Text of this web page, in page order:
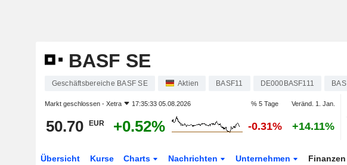
BASF SE
Geschäftsbereiche BASF SE Aktien BASF11 DE000BASF111 BAS
Markt geschlossen - Xetra 17:35:33 05.08.2026 % 5 Tage Veränd. 1. Jan.
50.70 EUR +0.52% -0.31% +14.11%
Übersicht Kurse Charts Nachrichten Unternehmen Finanzen